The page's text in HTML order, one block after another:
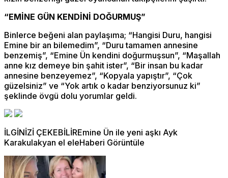
“EMİNE GÜN KENDİNİ DOĞURMUŞ”
Binlerce beğeni alan paylaşıma; “Hangisi Duru, hangisi
Emine bir an bilemedim”, “Duru tamamen annesine
benzemiş”, “Emine Ün kendini doğurmuşsun”, “Maşallah
anne kız demeye bin şahit ister”, “Bir insan bu kadar
annesine benzeyemez”, “Kopyala yapıştır”, “Çok
güzelsiniz” ve “Yok artık o kadar benziyorsunuz ki”
şeklinde övgü dolu yorumlar geldi.
İLGİNİZİ ÇEKEBİLİREmine Ün ile yeni aşkı Ayk
Karakulakyan el eleHaberi Görüntüle